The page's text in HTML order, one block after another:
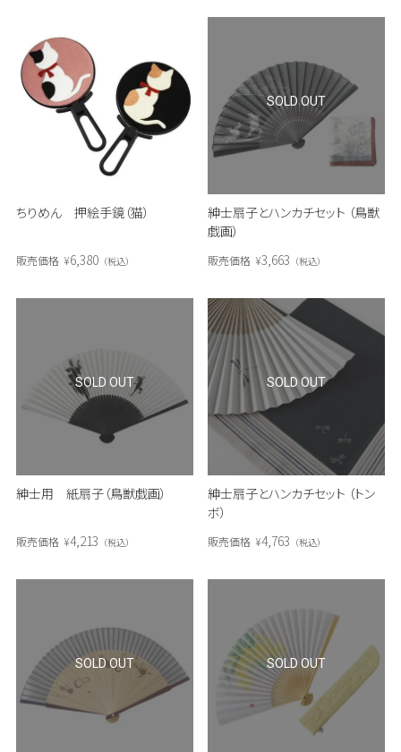
ちりめん 押絵手鏡（猫）
販売価格 ¥6,380 税込
紳士扇子とハンカチセット （鳥獣
戯画）
販売価格 ¥3,663 税込
SOLD OUT
紳士用 紙扇子（鳥獣戯画）
販売価格 ¥4,213 税込
SOLD OUT
紳士扇子とハンカチセット （トン
ボ）
販売価格 ¥4,763 税込
SOLD OUT
SOLD OUT SOLD OUT